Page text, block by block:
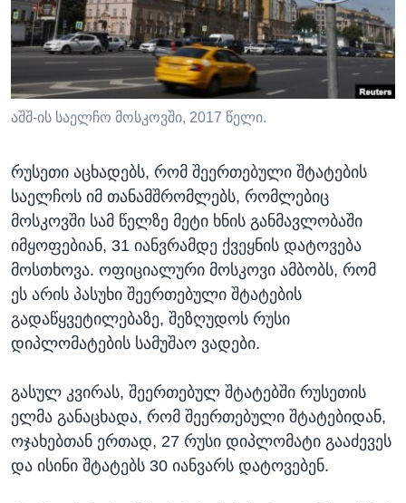
ᲡᲢᲣᲓᲘᲐ ᲕᲐᲨᲘᲜᲒᲢᲝᲜᲘ
ᲔᲙᲝᲜᲝᲛᲘᲙᲐ
ᲯᲐᲜᲛᲠᲗᲔᲚᲝᲑᲐ
ᲛᲔᲪᲜᲘᲔᲠᲔᲑᲐ
ᲘᲜᲢᲔᲠᲕᲘᲣ
ᲒᲐᲚᲘᲚᲔᲝ
ᲓᲔᲖᲘᲜᲤᲝᲠᲛᲐᲪᲘᲐ
Learning English
ᲗᲕᲐᲚᲘ ᲒᲕᲐᲓᲔᲕᲜᲔᲗ
ენები
აშშ-ის საელჩო მოსკოვში, 2017 წელი.
რუსეთი აცხადებს, რომ შეერთებული შტატების
საელჩოს იმ თანამშრომლებს, რომლებიც
მოსკოვში სამ წელზე მეტი ხნის განმავლობაში
იმყოფებიან, 31 იანვრამდე ქვეყნის დატოვება
მოსთხოვა. ოფიციალური მოსკოვი ამბობს, რომ
ეს არის პასუხი შეერთებული შტატების
გადაწყვეტილებაზე, შეზღუდოს რუსი
დიპლომატების სამუშაო ვადები.
გასულ კვირას, შეერთებულ შტატებში რუსეთის
ელმა განაცხადა, რომ შეერთებული შტატებიდან,
ოჯახებთან ერთად, 27 რუსი დიპლომატი გააძევეს
და ისინი შტატებს 30 იანვარს დატოვებენ.